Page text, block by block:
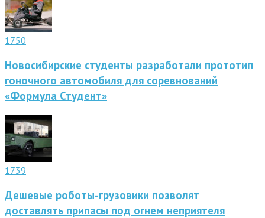
1750
Новосибирские студенты разработали прототип
гоночного автомобиля для соревнований
«Формула Студент»
1739
Дешевые роботы-грузовики позволят
доставлять припасы под огнем неприятеля